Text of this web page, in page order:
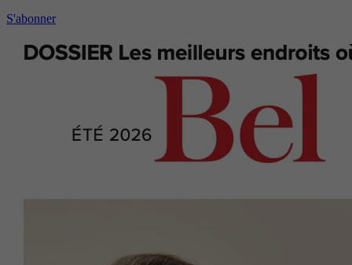
S'abonner